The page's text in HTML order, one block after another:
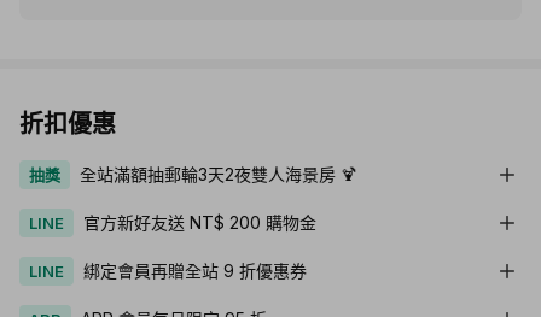
折扣優惠
抽獎 全站滿額抽郵輪3天2夜雙人海景房 🍹
LINE 官方新好友送 NT$ 200 購物金
LINE 綁定會員再贈全站 9 折優惠券